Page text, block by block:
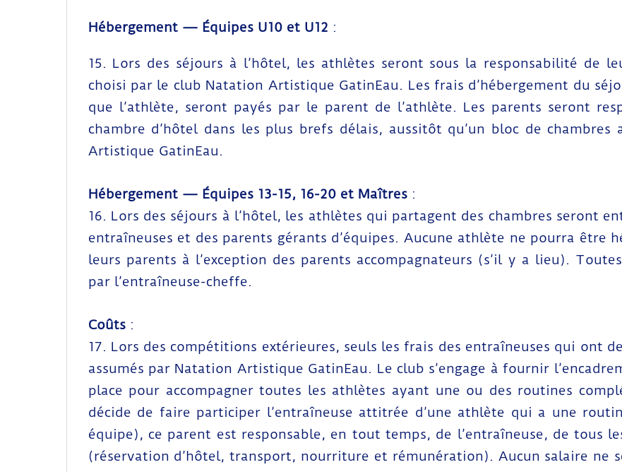
Hébergement — Équipes U10 et U12 :
15. Lors des séjours à l’hôtel, les athlètes seront sous la responsabilité de
choisi par le club Natation Artistique GatinEau. Les frais d’hébergement du
que l’athlète, seront payés par le parent de l’athlète. Les parents seront
chambre d’hôtel dans les plus brefs délais, aussitôt qu’un bloc de
Artistique GatinEau.
Hébergement — Équipes 13-15, 16-20 et Maîtres:
16. Lors des séjours à l’hôtel, les athlètes qui partagent des chambres seront
entraîneuses et des parents gérants d’équipes. Aucune athlète ne pourra être
leurs parents à l’exception des parents accompagnateurs (s’il y a lieu).
par l’entraîneuse-cheffe.
Coûts:
17. Lors des compétitions extérieures, seuls les frais des entraîneuses qui ont
assumés par Natation Artistique GatinEau. Le club s’engage à fournir
place pour accompagner toutes les athlètes ayant une ou des routines
décide de faire participer l’entraîneuse attitrée d’une athlète qui a une
équipe), ce parent est responsable, en tout temps, de l’entraîneuse, de tous
(réservation d’hôtel, transport, nourriture et rémunération). Aucun salaire ne